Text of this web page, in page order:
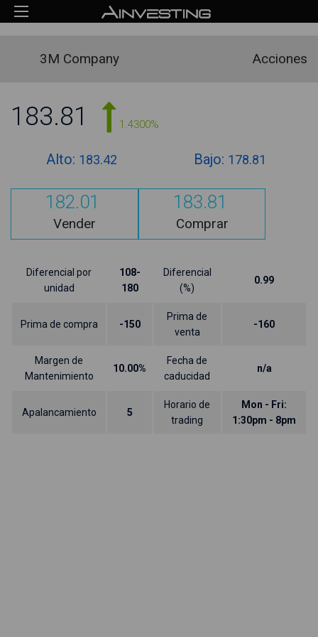
3M Company Acciones
183.81 1.4300%
Alto: 183.42 Bajo: 178.81
182.01
Vender
183.81
Comprar
Diferencial por
unidad
108-
180
Diferencial
(%)
0.99
Prima de compra -150
Prima de
venta
-160
Margen de
Mantenimiento
10.00%
Fecha de
caducidad
n/a
Apalancamiento 5
Horario de
trading
Mon - Fri:
1:30pm - 8pm